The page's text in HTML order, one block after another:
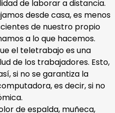
de laborar a distancia.
desde casa, es menos
de nuestro propio
a lo que hacemos.
el teletrabajo es una
de los trabajadores. Esto,
si no se garantiza la
es decir, si no
de espalda, muñeca,